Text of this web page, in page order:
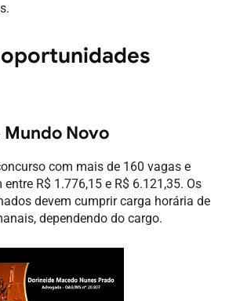
Novo
com mais de 160 vagas e
R$ 1.776,15 e R$ 6.121,35. Os
devem cumprir carga horária de
dependendo do cargo.